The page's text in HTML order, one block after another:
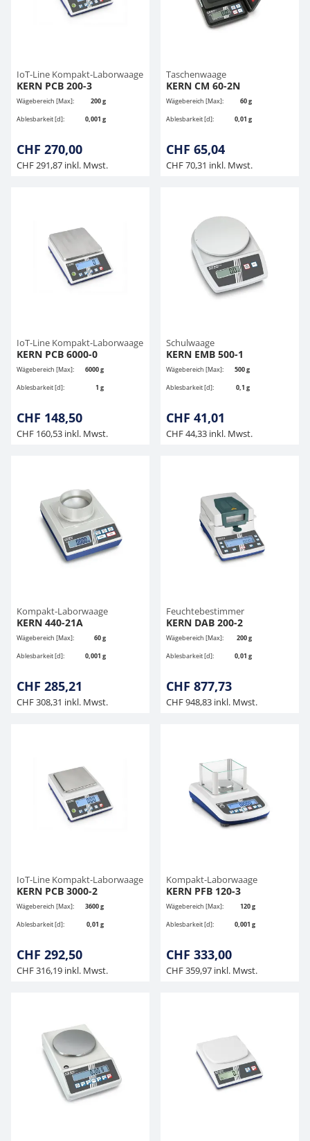
IoT-Line Kompakt-Laborwaage
KERN PCB 200-3
Wägebereich [Max]:
200 g
Ablesbarkeit [d]:
0,001 g
CHF 270,00
CHF 291,87 inkl. Mwst.
Taschenwaage
KERN CM 60-2N
Wägebereich [Max]:
60 g
Ablesbarkeit [d]:
0,01 g
CHF 65,04
CHF 70,31 inkl. Mwst.
IoT-Line Kompakt-Laborwaage
KERN PCB 6000-0
Wägebereich [Max]:
6000 g
Ablesbarkeit [d]:
1 g
CHF 148,50
CHF 160,53 inkl. Mwst.
Schulwaage
KERN EMB 500-1
Wägebereich [Max]:
500 g
Ablesbarkeit [d]:
0,1 g
CHF 41,01
CHF 44,33 inkl. Mwst.
Kompakt-Laborwaage
KERN 440-21A
Wägebereich [Max]:
60 g
Ablesbarkeit [d]:
0,001 g
CHF 285,21
CHF 308,31 inkl. Mwst.
Feuchtebestimmer
KERN DAB 200-2
Wägebereich [Max]:
200 g
Ablesbarkeit [d]:
0,01 g
CHF 877,73
CHF 948,83 inkl. Mwst.
IoT-Line Kompakt-Laborwaage
KERN PCB 3000-2
Wägebereich [Max]:
3600 g
Ablesbarkeit [d]:
0,01 g
CHF 292,50
CHF 316,19 inkl. Mwst.
Kompakt-Laborwaage
KERN PFB 120-3
Wägebereich [Max]:
120 g
Ablesbarkeit [d]:
0,001 g
CHF 333,00
CHF 359,97 inkl. Mwst.